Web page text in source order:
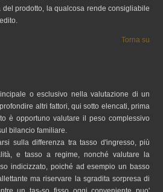
prodotto, la qualcosa rende consigliabile
Torna su
o esclusivo nella valutazione di un
altri fattori, qui sotto elencati, prima
è opportuno valutare il peso complessivo
bilancio familiare.
sulla differenza tra tasso d'ingresso, più
e tasso a regime, nonché valutare la
indicizzato, poiché ad esempio un basso
ma riservare la sgradita sorpresa di